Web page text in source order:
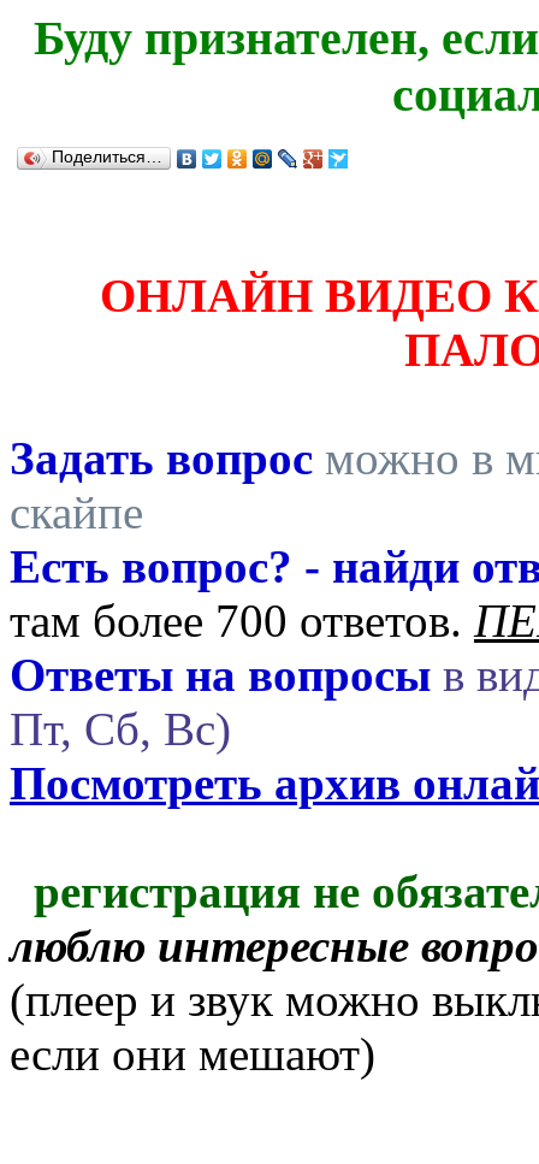
Буду признателен,
Поделиться…
ОНЛАЙН ВИДЕО
Задать вопрос можно в
скайпе
Есть вопрос? - найди
там более 700 ответов.
Ответы на вопросы в
Пт, Сб, Вс)
Посмотреть архив
регистрация не
люблю интересные
(плеер и звук можно
если они мешают)